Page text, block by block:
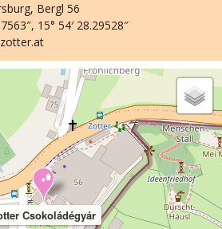
Bergl 56
15° 54′ 28.29528″
Csokoládégyár